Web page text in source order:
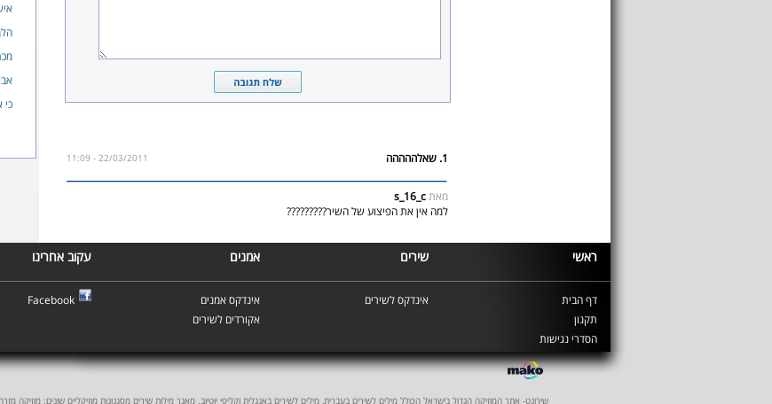
1. שאלההההה 22/03/2011 - 11:09
מאתs_16_c
למה אין את הפיצוע של השיר?????????
ראשי שירים אמנים עקוב אחרינו
דף הבית
תקנון
הסדרי נגישות
אינדקס לשירים
אינדקס אמנים
אקורדים לשירים
Facebook
שירונט- אתר המוזיקה הגדול בישראל הכולל מילים לשירים בעברית, מילים לשירים באנגלית וקליפי יוטיוב. מאגר מילות שירים מסגנונות מוזיקליים שונים: מוזיקה